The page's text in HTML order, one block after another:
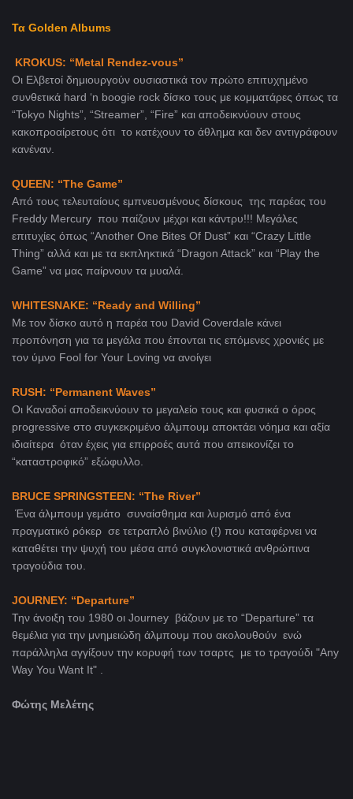
Τα Golden Albums
KROKUS: “Metal Rendez-vous”
Οι Ελβετοί δημιουργούν ουσιαστικά τον πρώτο επιτυχημένο
συνθετικά hard ‘n boogie rock δίσκο τους με κομματάρες όπως τα
“Tokyo Nights”, “Streamer”, “Fire” και αποδεικνύουν στους
κακοπροαίρετους ότι το κατέχουν το άθλημα και δεν αντιγράφουν
κανέναν.
QUEEN: “The Game”
Από τους τελευταίους εμπνευσμένους δίσκους της παρέας του
Freddy Mercury που παίζουν μέχρι και κάντρυ!!! Μεγάλες
επιτυχίες όπως “Another One Bites Of Dust” και “Crazy Little
Thing” αλλά και με τα εκπληκτικά “Dragon Attack” και “Play the
Game” να μας παίρνουν τα μυαλά.
WHITESNAKE: “Ready and Willing”
Με τον δίσκο αυτό η παρέα του David Coverdale κάνει
προπόνηση για τα μεγάλα που έπονται τις επόμενες χρονιές με
τον ύμνο Fool for Your Loving να ανοίγει
RUSH: “Permanent Waves”
Οι Καναδοί αποδεικνύουν το μεγαλείο τους και φυσικά ο όρος
progressive στο συγκεκριμένο άλμπουμ αποκτάει νόημα και αξία
ιδιαίτερα όταν έχεις για επιρροές αυτά που απεικονίζει το
“καταστροφικό” εξώφυλλο.
BRUCE SPRΙNGSTEEN: “The River”
Ένα άλμπουμ γεμάτο συναίσθημα και λυρισμό από ένα
πραγματικό ρόκερ σε τετραπλό βινύλιο (!) που καταφέρνει να
καταθέτει την ψυχή του μέσα από συγκλονιστικά ανθρώπινα
τραγούδια του.
JOURNEY: “Departure”
Την άνοιξη του 1980 οι Journey βάζουν με το “Departure” τα
θεμέλια για την μνημειώδη άλμπουμ που ακολουθούν ενώ
παράλληλα αγγίξουν την κορυφή των τσαρτς με το τραγούδι "Any
Way You Want It" .
Φώτης Μελέτης